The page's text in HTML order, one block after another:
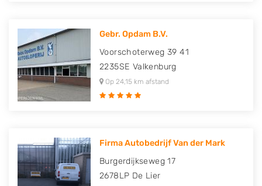
Gebr. Opdam B.V.
Voorschoterweg 39 41
2235SE Valkenburg
Op 24,15 km afstand
Firma Autobedrijf Van der Mark
Burgerdijkseweg 17
2678LP De Lier